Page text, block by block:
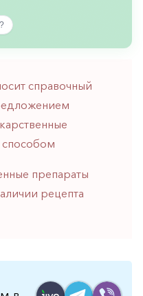
справочный
способом
препараты
рецепта